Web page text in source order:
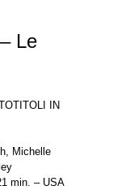
Le
IN
Michelle
min. – USA